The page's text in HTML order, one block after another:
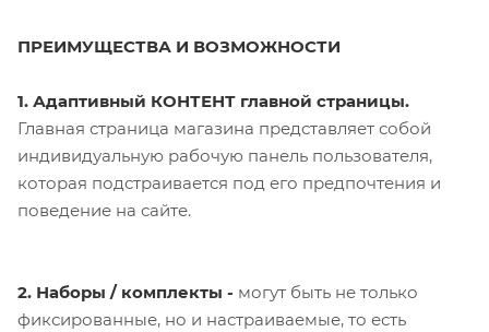
ПРЕИМУЩЕСТВА И ВОЗМОЖНОСТИ
1. Адаптивный КОНТЕНТ главной страницы.
Главная страница магазина представляет собой
индивидуальную рабочую панель пользователя,
которая подстраивается под его предпочтения и
поведение на сайте.
2. Наборы / комплекты - могут быть не только
фиксированные, но и настраиваемые, то есть